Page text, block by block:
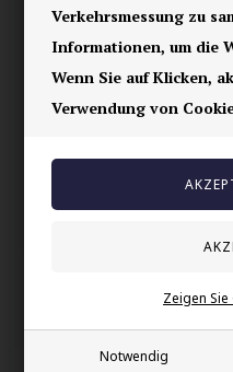
Verkehrsmessung zu
Informationen, um die
Wenn Sie auf Klicken,
Verwendung von
Notwendig
Zeigen
Ihre Sicherheit
100% nikkelfrei schmuck
Andere